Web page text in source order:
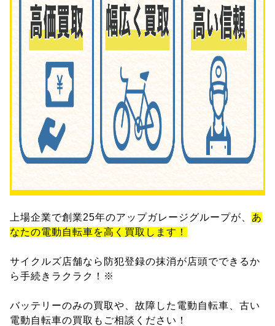
上場企業で創業25年のアップガレージグループが、 あ
なたの電動自転車を高く買取します！
サイクルズ店舗なら防犯登録の抹消が店頭でできるか
ら手続きラクラク！※
バッテリーのみの買取や、故障した電動自転車、古い
電動自転車の買取もご相談ください！